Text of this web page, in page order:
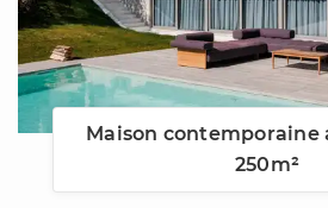
Maison contemporaine
250m²